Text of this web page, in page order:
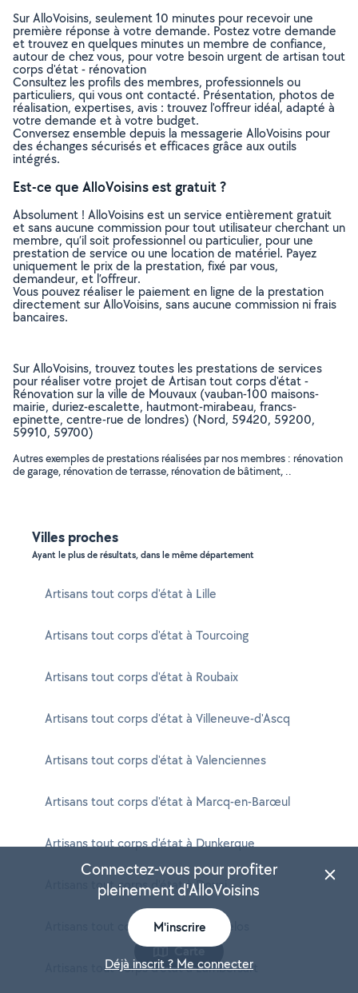
Sur AlloVoisins, seulement 10 minutes pour recevoir une
première réponse à votre demande. Postez votre demande
et trouvez en quelques minutes un membre de confiance,
autour de chez vous, pour votre besoin urgent de artisan tout
corps d'état - rénovation
Consultez les profils des membres, professionnels ou
particuliers, qui vous ont contacté. Présentation, photos de
réalisation, expertises, avis : trouvez l'offreur idéal, adapté à
votre demande et à votre budget.
Conversez ensemble depuis la messagerie AlloVoisins pour
des échanges sécurisés et efficaces grâce aux outils
intégrés.
Est-ce que AlloVoisins est gratuit ?
Absolument ! AlloVoisins est un service entièrement gratuit
et sans aucune commission pour tout utilisateur cherchant un
membre, qu’il soit professionnel ou particulier, pour une
prestation de service ou une location de matériel. Payez
uniquement le prix de la prestation, fixé par vous,
demandeur, et l’offreur.
Vous pouvez réaliser le paiement en ligne de la prestation
directement sur AlloVoisins, sans aucune commission ni frais
bancaires.
Sur AlloVoisins, trouvez toutes les prestations de services
pour réaliser votre projet de Artisan tout corps d'état -
Rénovation sur la ville de Mouvaux (vauban-100 maisons-
mairie, duriez-escalette, hautmont-mirabeau, francs-
epinette, centre-rue de londres) (Nord, 59420, 59200,
59910, 59700)
Autres exemples de prestations réalisées par nos membres : rénovation
de garage, rénovation de terrasse, rénovation de bâtiment, ..
Villes proches
Ayant le plus de résultats, dans le même département
Artisans tout corps d'état à Lille
Artisans tout corps d'état à Tourcoing
Artisans tout corps d'état à Roubaix
Artisans tout corps d'état à Villeneuve-d'Ascq
Artisans tout corps d'état à Valenciennes
Artisans tout corps d'état à Marcq-en-Barœul
Artisans tout corps d'état à Dunkerque
Artisans tout corps d'état à Douai
Artisans tout corps d'état à Wattrelos
Artisans tout corps d'état à Lambersart
Carte
Connectez-vous pour profiter
pleinement d'AlloVoisins
M'inscrire
Déjà inscrit ? Me connecter